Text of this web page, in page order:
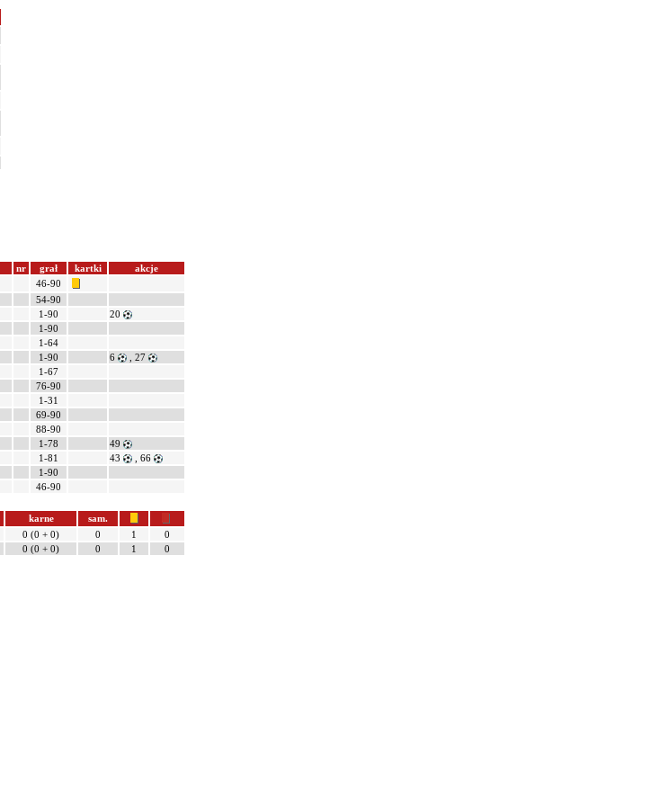
nr grał kartki
akcje
46-90
54-90
1-90
20
1-90
1-64
1-90 6
, 27
1-67
76-90
1-31
69-90
88-90
1-78
49
1-81 43
, 66
1-90
46-90
karne
sam.
0 (0 + 0) 0 1
0
0 (0 + 0) 0 1 0